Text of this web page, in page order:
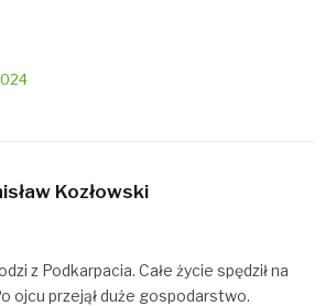
Kozłowski
z Podkarpacia. Całe życie spędził na
ojcu przejął duże gospodarstwo.